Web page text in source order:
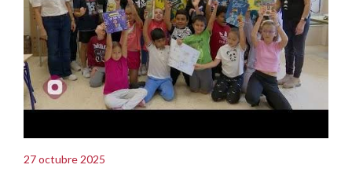
27 octubre 2025